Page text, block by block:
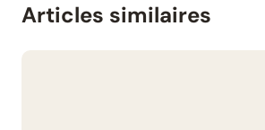
Articles similaires